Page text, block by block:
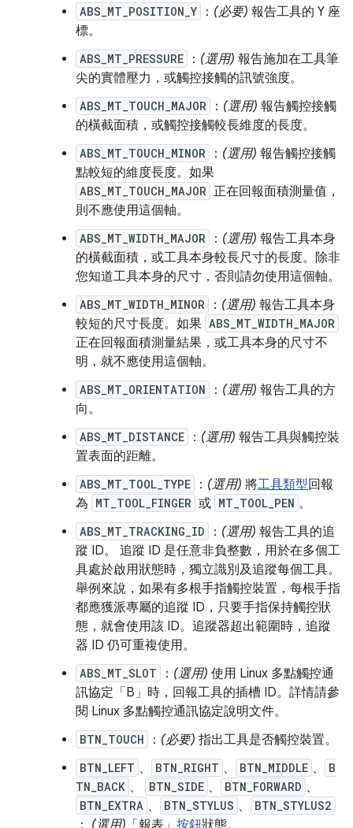
ABS_MT_POSITION_Y ： (必要) 報告工具的 Y 座
標。
ABS_MT_PRESSURE ： (選用) 報告施加在工具筆
尖的實體壓力，或觸控接觸的訊號強度。
ABS_MT_TOUCH_MAJOR ： (選用) 報告觸控接觸
的橫截面積，或觸控接觸較長維度的長度。
ABS_MT_TOUCH_MINOR ： (選用) 報告觸控接觸
點較短的維度長度。如果
ABS_MT_TOUCH_MAJOR 正在回報面積測量值，
則不應使用這個軸。
ABS_MT_WIDTH_MAJOR ： (選用) 報告工具本身
的橫截面積，或工具本身較長尺寸的長度。除非
您知道工具本身的尺寸，否則請勿使用這個軸。
ABS_MT_WIDTH_MINOR ： (選用) 報告工具本身
較短的尺寸長度。如果 ABS_MT_WIDTH_MAJOR
正在回報面積測量結果，或工具本身的尺寸不
明，就不應使用這個軸。
ABS_MT_ORIENTATION ： (選用) 報告工具的方
向。
ABS_MT_DISTANCE ： (選用) 報告工具與觸控裝
置表面的距離。
ABS_MT_TOOL_TYPE ： (選用) 將工具類型回報
為 MT_TOOL_FINGER 或 MT_TOOL_PEN 。
ABS_MT_TRACKING_ID ： (選用) 報告工具的追
蹤 ID。 追蹤 ID 是任意非負整數，用於在多個工
具處於啟用狀態時，獨立識別及追蹤每個工具。
舉例來說，如果有多根手指觸控裝置，每根手指
都應獲派專屬的追蹤 ID，只要手指保持觸控狀
態，就會使用該 ID。追蹤器超出範圍時，追蹤
器 ID 仍可重複使用。
ABS_MT_SLOT ： (選用) 使用 Linux 多點觸控通
訊協定「B」時，回報工具的插槽 ID。詳情請參
閱 Linux 多點觸控通訊協定說明文件。
BTN_TOUCH ： (必要) 指出工具是否觸控裝置。
BTN_LEFT 、 BTN_RIGHT 、 BTN_MIDDLE 、
B
TN_BACK 、 BTN_SIDE 、 BTN_FORWARD 、
BTN_EXTRA 、 BTN_STYLUS 、 BTN_STYLUS2
： (選用) 「報表」 按鈕狀態。